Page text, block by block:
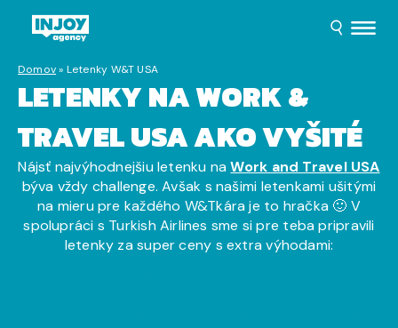
Domov» Letenky W&T USA
LETENKY NA WORK &
TRAVEL USA AKO VYŠITÉ
Nájsť najvýhodnejšiu letenku naWork and Travel USA
býva vždy challenge. Avšak s našimi letenkami ušitými
na mieru pre každého W&Tkára je to hračka 🙂 V
spolupráci s Turkish Airlines sme si pre teba pripravili
letenky za super ceny s extra výhodami: